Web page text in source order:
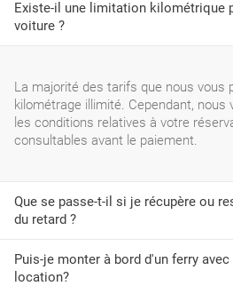
Existe-il une limitation kilométrique
voiture ?
La majorité des tarifs que nous vous
kilométrage illimité. Cependant,
les conditions relatives à votre
consultables avant le paiement.
Que se passe-t-il si je récupère ou
du retard ?
Lors de la réservation, vous avez
Puis-je monter à bord d'un ferry
location?